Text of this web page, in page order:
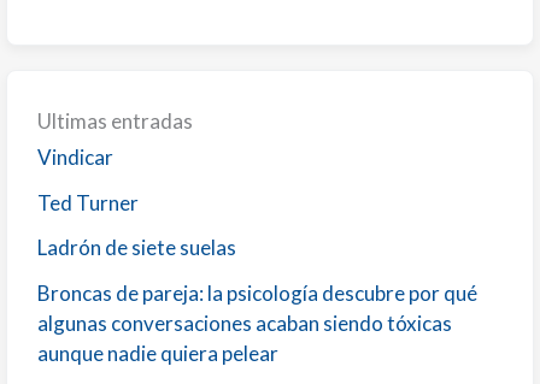
Ultimas entradas
Vindicar
Ted Turner
Ladrón de siete suelas
Broncas de pareja: la psicología descubre por qué
algunas conversaciones acaban siendo tóxicas
aunque nadie quiera pelear